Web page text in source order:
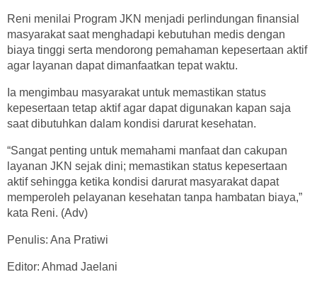
Reni menilai Program JKN menjadi perlindungan finansial
masyarakat saat menghadapi kebutuhan medis dengan
biaya tinggi serta mendorong pemahaman kepesertaan aktif
agar layanan dapat dimanfaatkan tepat waktu.
Ia mengimbau masyarakat untuk memastikan status
kepesertaan tetap aktif agar dapat digunakan kapan saja
saat dibutuhkan dalam kondisi darurat kesehatan.
“Sangat penting untuk memahami manfaat dan cakupan
layanan JKN sejak dini; memastikan status kepesertaan
aktif sehingga ketika kondisi darurat masyarakat dapat
memperoleh pelayanan kesehatan tanpa hambatan biaya,”
kata Reni. (Adv)
Penulis: Ana Pratiwi
Editor: Ahmad Jaelani